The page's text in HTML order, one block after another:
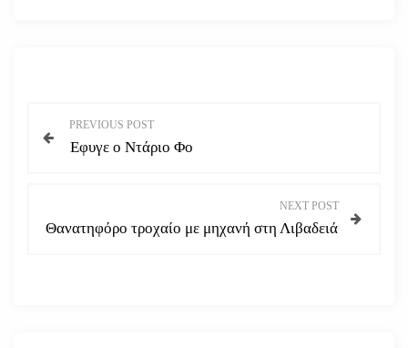
PREVIOUS POST
Εφυγε ο Ντάριο Φο
NEXT POST
Θανατηφόρο τροχαίο με μηχανή στη Λιβαδειά